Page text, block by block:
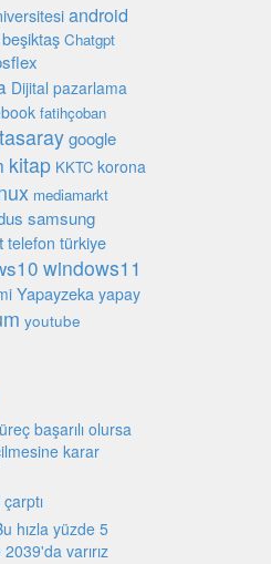
android
beşiktaş Chatgpt
Dijital pazarlama
fatihçoban
google
kitap KKTC korona
mediamarkt
samsung
telefon türkiye
windows11
Yapayzeka yapay
youtube
başarılı olursa
karar
hızla yüzde 5
varırız